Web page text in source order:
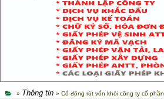
» Thông tin » Cổ đông rút vốn khỏi công ty cổ phần